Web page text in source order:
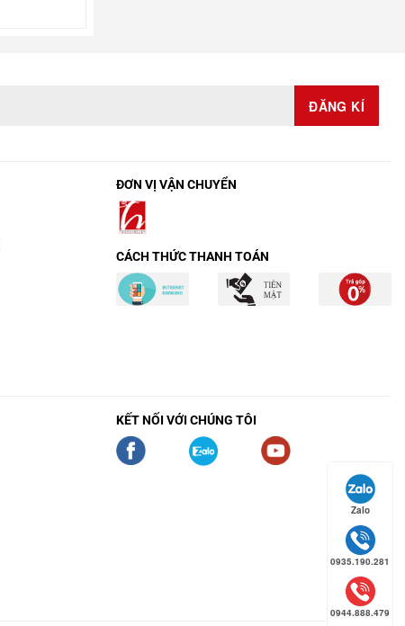
ĐƠN VỊ VẬN CHUYỂN
CÁCH THỨC THANH TOÁN
KẾT NỐI VỚI CHÚNG TÔI
Zalo
0935.190.281
0944.888.479